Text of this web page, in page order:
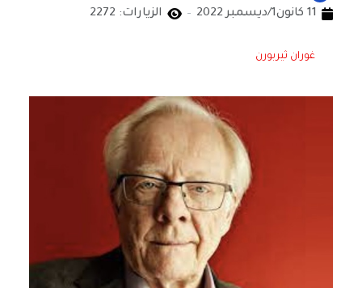
11 كانون1/ديسمبر 2022
الزيارات: 2272
غوران ثيربورن